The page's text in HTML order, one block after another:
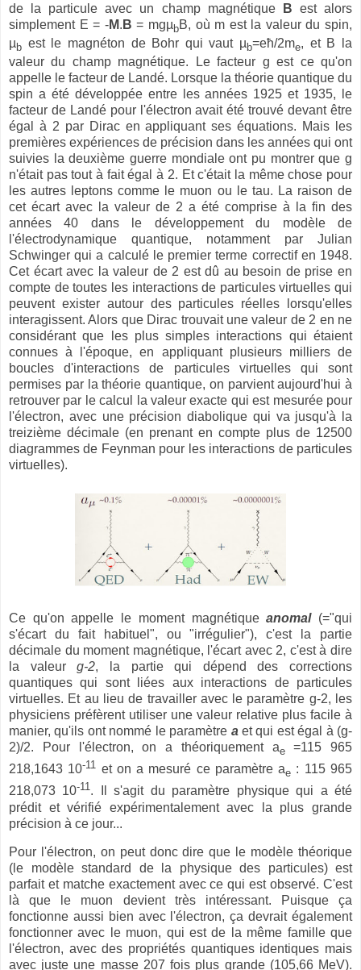
de la particule avec un champ magnétique
B est alors
simplement E = -M. B = mgµbB, où m est la valeur du spin,
µb est le magnéton de Bohr qui vaut µb=eħ/2me, et B la
valeur du champ magnétique. Le facteur g est ce qu'on
appelle le facteur de Landé. Lorsque la théorie quantique du
spin a été développée entre les années 1925 et 1935, le
facteur de Landé pour l'électron avait été trouvé devant être
égal à 2 par Dirac en appliquant ses équations. Mais les
premières expériences de précision dans les années qui ont
suivies la deuxième guerre mondiale ont pu montrer que g
n'était pas tout à fait égal à 2. Et c'était la même chose pour
les autres leptons comme le muon ou le tau. La raison de
cet écart avec la valeur de 2 a été comprise à la fin des
années 40 dans le développement du modèle de
l'électrodynamique quantique, notamment par Julian
Schwinger qui a calculé le premier terme correctif en 1948.
Cet écart avec la valeur de 2 est dû au besoin de prise en
compte de toutes les interactions de particules virtuelles qui
peuvent exister autour des particules réelles lorsqu'elles
interagissent. Alors que Dirac trouvait une valeur de 2 en ne
considérant que les plus simples interactions qui étaient
connues à l'époque, en appliquant plusieurs milliers de
boucles d'interactions de particules virtuelles qui sont
permises par la théorie quantique, on parvient aujourd'hui à
retrouver par le calcul la valeur exacte qui est mesurée pour
l'électron, avec une précision diabolique qui va jusqu'à la
treizième décimale (en prenant en compte plus de 12500
diagrammes de Feynman pour les interactions de particules
virtuelles).
Ce qu'on appelle le moment magnétiqueanomal (="qui
s'écart du fait habituel", ou "irrégulier"), c'est la partie
décimale du moment magnétique, l'écart avec 2, c'est à dire
la valeurg-2, la partie qui dépend des corrections
quantiques qui sont liées aux interactions de particules
virtuelles. Et au lieu de travailler avec le paramètre g-2, les
physiciens préfèrent utiliser une valeur relative plus facile à
manier, qu'ils ont nommé le paramètre aet qui est égal à (g-
2)/2. Pour l'électron, on a théoriquement ae=115 965
218,1643 10-11 et on a mesuré ce paramètre ae : 115 965
218,073 10-11. Il s'agit du paramètre physique qui a été
prédit et vérifié expérimentalement avec la plus grande
précision à ce jour...
Pour l'électron, on peut donc dire que le modèle théorique
(le modèle standard de la physique des particules) est
parfait et matche exactement avec ce qui est observé. C'est
là que le muon devient très intéressant. Puisque ça
fonctionne aussi bien avec l'électron, ça devrait également
fonctionner avec le muon, qui est de la même famille que
l'électron, avec des propriétés quantiques identiques mais
avec juste une masse 207 fois plus grande (105,66 MeV).